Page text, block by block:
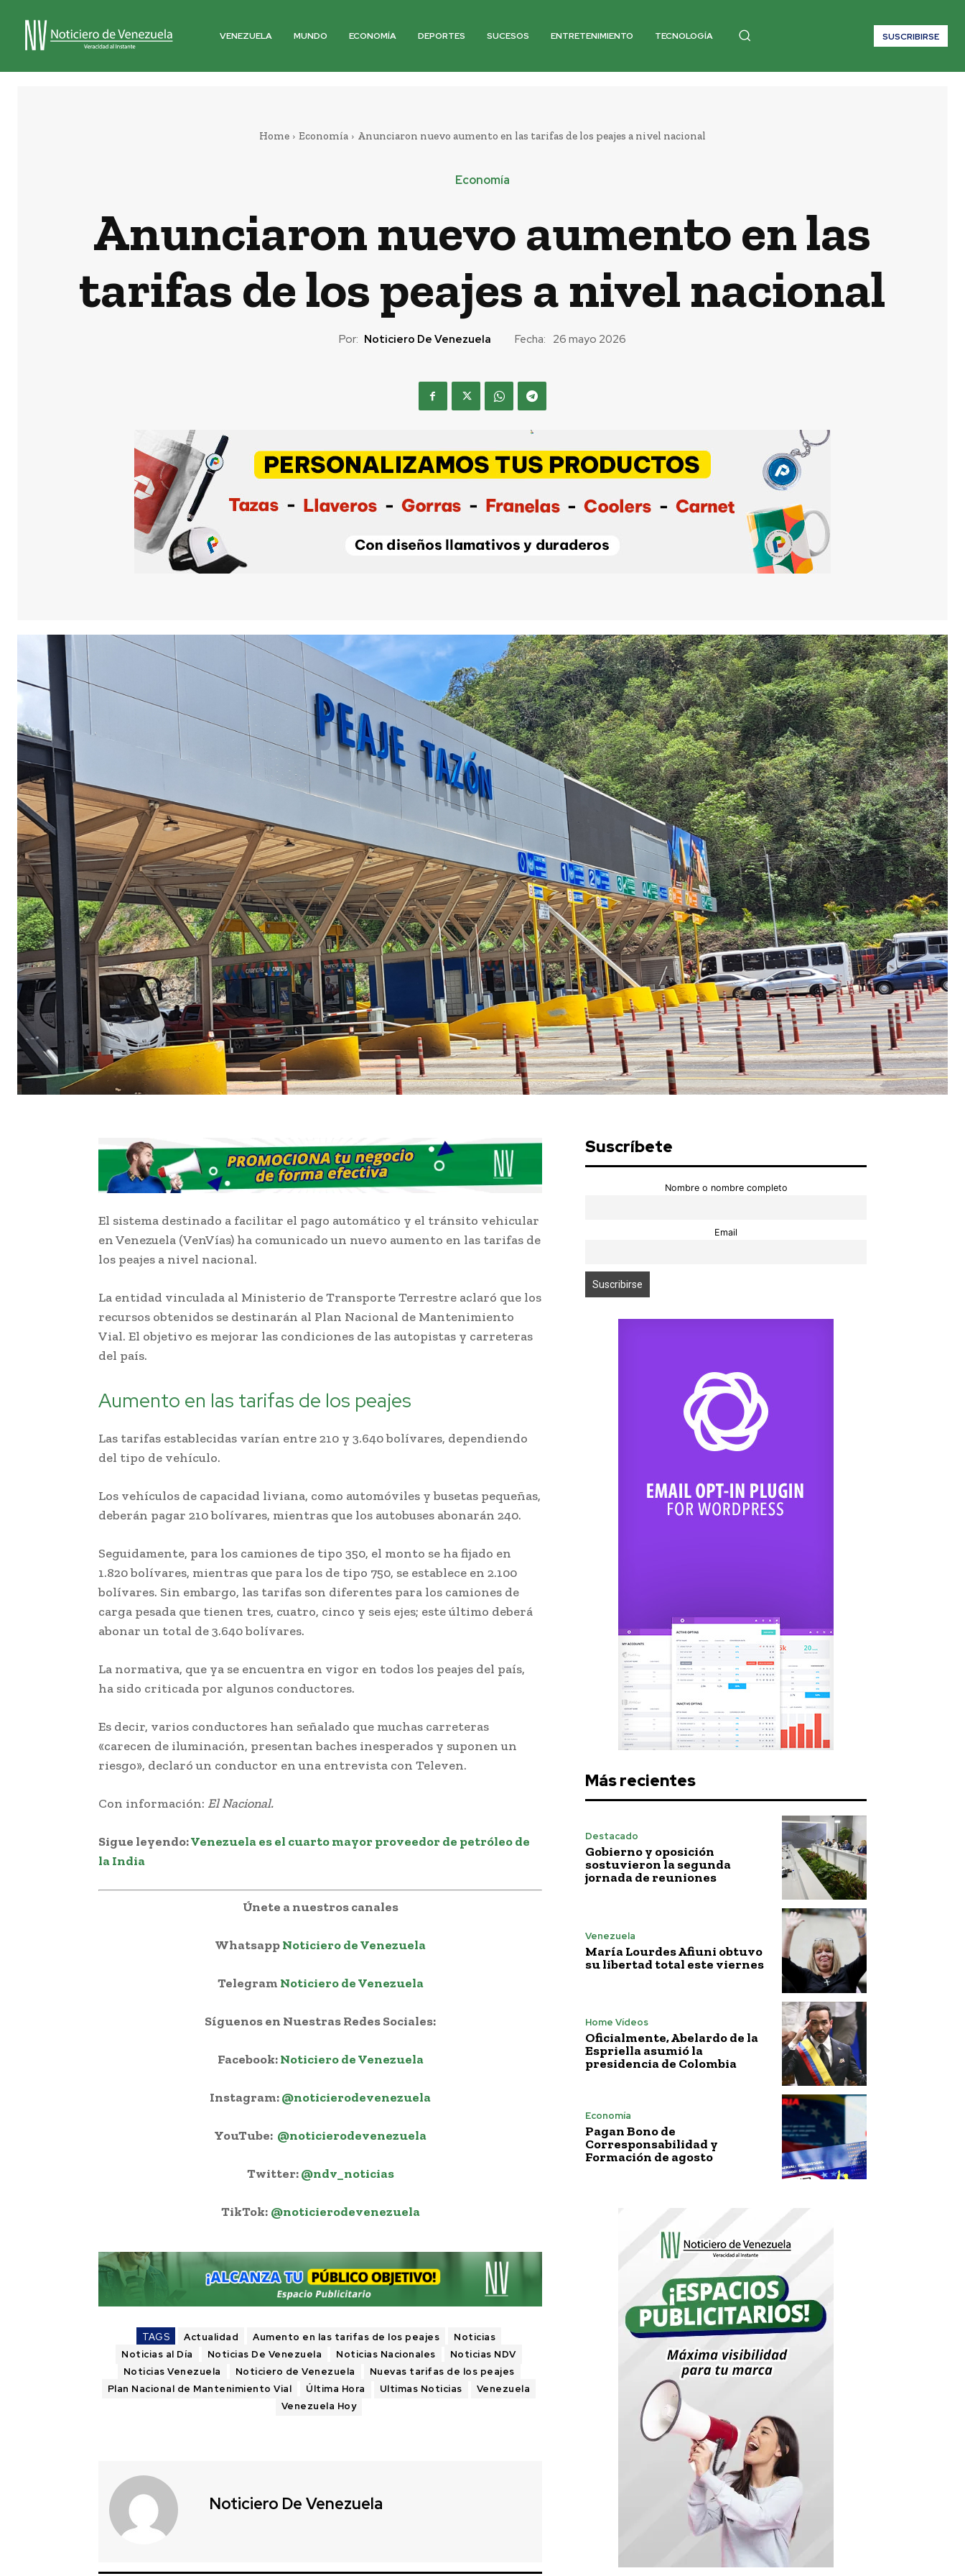
VENEZUELA MUNDO ECONOMÍA DEPORTES SUCESOS ENTRETENIMIENTO TECNOLOGÍA SUSCRIBIRSE
Home Economía Anunciaron nuevo aumento en las tarifas de los peajes a nivel nacional
Economía
Anunciaron nuevo aumento en las
tarifas de los peajes a nivel nacional
Por: Noticiero De Venezuela Fecha: 26 mayo 2026
El sistema destinado a facilitar el pago automático y el tránsito vehicular
en Venezuela (VenVías) ha comunicado un nuevo aumento en las tarifas de
los peajes a nivel nacional.
La entidad vinculada al Ministerio de Transporte Terrestre aclaró que los
recursos obtenidos se destinarán al Plan Nacional de Mantenimiento
Vial. El objetivo es mejorar las condiciones de las autopistas y carreteras
del país.
Aumento en las tarifas de los peajes
Las tarifas establecidas varían entre 210 y 3.640 bolívares, dependiendo
del tipo de vehículo.
Los vehículos de capacidad liviana, como automóviles y busetas pequeñas,
deberán pagar 210 bolívares, mientras que los autobuses abonarán 240.
Seguidamente, para los camiones de tipo 350, el monto se ha fijado en
1.820 bolívares, mientras que para los de tipo 750, se establece en 2.100
bolívares. Sin embargo, las tarifas son diferentes para los camiones de
carga pesada que tienen tres, cuatro, cinco y seis ejes; este último deberá
abonar un total de 3.640 bolívares.
La normativa, que ya se encuentra en vigor en todos los peajes del país,
ha sido criticada por algunos conductores.
Es decir, varios conductores han señalado que muchas carreteras
«carecen de iluminación, presentan baches inesperados y suponen un
riesgo», declaró un conductor en una entrevista con Televen.
Con información: El Nacional.
Sigue leyendo:Venezuela es el cuarto mayor proveedor de petróleo de
la India
Únete a nuestros canales
WhatsappNoticiero de Venezuela
Telegram Noticiero de Venezuela
Síguenos en Nuestras Redes Sociales:
Facebook:Noticiero de Venezuela
Instagram:@noticierodevenezuela
YouTube: @noticierodevenezuela
Twitter:@ndv_noticias
TikTok: @noticierodevenezuela
TAGS Actualidad Aumento en las tarifas de los peajes
Noticias
Noticias al Día
Noticias De Venezuela Noticias Nacionales
Noticias NDV
Noticias Venezuela
Noticiero de Venezuela
Nuevas tarifas de los peajes
Plan Nacional de Mantenimiento Vial
Última Hora Ultimas Noticias
Venezuela
Venezuela Hoy
Noticiero De Venezuela
Suscríbete
Nombre o nombre completo
Email
Más recientes
Destacado
Gobierno y oposición
sostuvieron la segunda
jornada de reuniones
Venezuela
María Lourdes Afiuni obtuvo
su libertad total este viernes
Home Vídeos
Oficialmente, Abelardo de la
Espriella asumió la
presidencia de Colombia
Economía
Pagan Bono de
Corresponsabilidad y
Formación de agosto